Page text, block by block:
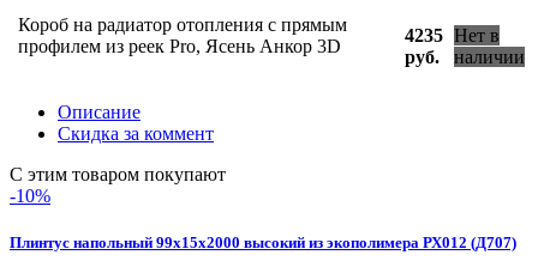
Короб на радиатор отопления с прямым
профилем из реек Pro, Ясень Анкор 3D
4235
руб.
Нет в
наличии
Описание
Скидка за коммент
С этим товаром покупают
-10%
Плинтус напольный 99х15х2000 высокий из экополимера РХ012 (Д707)